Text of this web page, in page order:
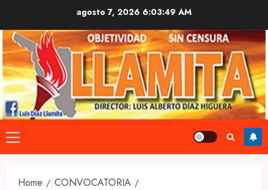
content
agosto 7, 2026 6:03:49 AM
Primary
Menu
Home
CONVOCATORIA